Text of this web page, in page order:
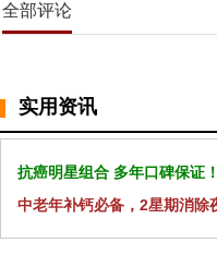
全部评论
实用资讯
抗癌明星组合 多年口碑保证
中老年补钙必备，2星期消除